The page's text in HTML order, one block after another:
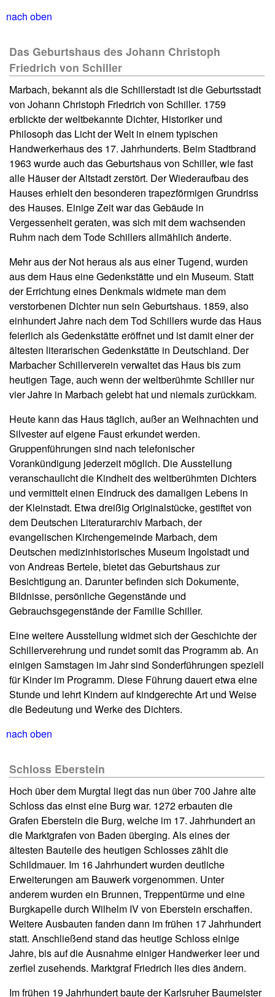
nach oben
Das Geburtshaus des Johann Christoph
Friedrich von Schiller
Marbach, bekannt als die Schillerstadt ist die Geburtsstadt
von Johann Christoph Friedrich von Schiller. 1759
erblickte der weltbekannte Dichter, Historiker und
Philosoph das Licht der Welt in einem typischen
Handwerkerhaus des 17. Jahrhunderts. Beim Stadtbrand
1963 wurde auch das Geburtshaus von Schiller, wie fast
alle Häuser der Altstadt zerstört. Der Wiederaufbau des
Hauses erhielt den besonderen trapezförmigen Grundriss
des Hauses. Einige Zeit war das Gebäude in
Vergessenheit geraten, was sich mit dem wachsenden
Ruhm nach dem Tode Schillers allmählich änderte.
Mehr aus der Not heraus als aus einer Tugend, wurden
aus dem Haus eine Gedenkstätte und ein Museum. Statt
der Errichtung eines Denkmals widmete man dem
verstorbenen Dichter nun sein Geburtshaus. 1859, also
einhundert Jahre nach dem Tod Schillers wurde das Haus
feierlich als Gedenkstätte eröffnet und ist damit einer der
ältesten literarischen Gedenkstätte in Deutschland. Der
Marbacher Schillerverein verwaltet das Haus bis zum
heutigen Tage, auch wenn der weltberühmte Schiller nur
vier Jahre in Marbach gelebt hat und niemals zurückkam.
Heute kann das Haus täglich, außer an Weihnachten und
Silvester auf eigene Faust erkundet werden.
Gruppenführungen sind nach telefonischer
Vorankündigung jederzeit möglich. Die Ausstellung
veranschaulicht die Kindheit des weltberühmten Dichters
und vermittelt einen Eindruck des damaligen Lebens in
der Kleinstadt. Etwa dreißig Originalstücke, gestiftet von
dem Deutschen Literaturarchiv Marbach, der
evangelischen Kirchengemeinde Marbach, dem
Deutschen medizinhistorisches Museum Ingolstadt und
von Andreas Bertele, bietet das Geburtshaus zur
Besichtigung an. Darunter befinden sich Dokumente,
Bildnisse, persönliche Gegenstände und
Gebrauchsgegenstände der Familie Schiller.
Eine weitere Ausstellung widmet sich der Geschichte der
Schillerverehrung und rundet somit das Programm ab. An
einigen Samstagen im Jahr sind Sonderführungen speziell
für Kinder im Programm. Diese Führung dauert etwa eine
Stunde und lehrt Kindern auf kindgerechte Art und Weise
die Bedeutung und Werke des Dichters.
nach oben
Schloss Eberstein
Hoch über dem Murgtal liegt das nun über 700 Jahre alte
Schloss das einst eine Burg war. 1272 erbauten die
Grafen Eberstein die Burg, welche im 17. Jahrhundert an
die Marktgrafen von Baden überging. Als eines der
ältesten Bauteile des heutigen Schlosses zählt die
Schildmauer. Im 16 Jahrhundert wurden deutliche
Erweiterungen am Bauwerk vorgenommen. Unter
anderem wurden ein Brunnen, Treppentürme und eine
Burgkapelle durch Wilhelm IV von Eberstein erschaffen.
Weitere Ausbauten fanden dann im frühen 17 Jahrhundert
statt. Anschließend stand das heutige Schloss einige
Jahre, bis auf die Ausnahme einiger Handwerker leer und
zerfiel zusehends. Marktgraf Friedrich lies dies ändern.
Im frühen 19 Jahrhundert baute der Karlsruher Baumeister